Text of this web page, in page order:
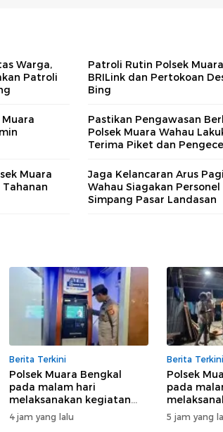
Warga,
Patroli
Patroli Rutin Polsek
BRILink dan Pertokoan
Bing
Pastikan Pengawasan
Polsek Muara Wahau
Terima Piket dan
Muara
Jaga Kelancaran Arus
Wahau Siagakan
Simpang Pasar Landasan
Berita Terkini
Polsek Muara Bengkal
pada malam hari
melaksanakan kegiatan
patroli cipkon/kryd secara
rutin di wilayahnya
4 jam yang lalu
Berita Terkini
Polsek
pada
sambang
secara
5 jam yang